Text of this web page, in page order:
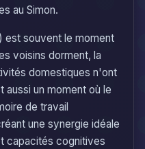
au Simon.
est souvent le moment
voisins dorment, la
domestiques n'ont
un moment où le
de travail
une synergie idéale
capacités cognitives